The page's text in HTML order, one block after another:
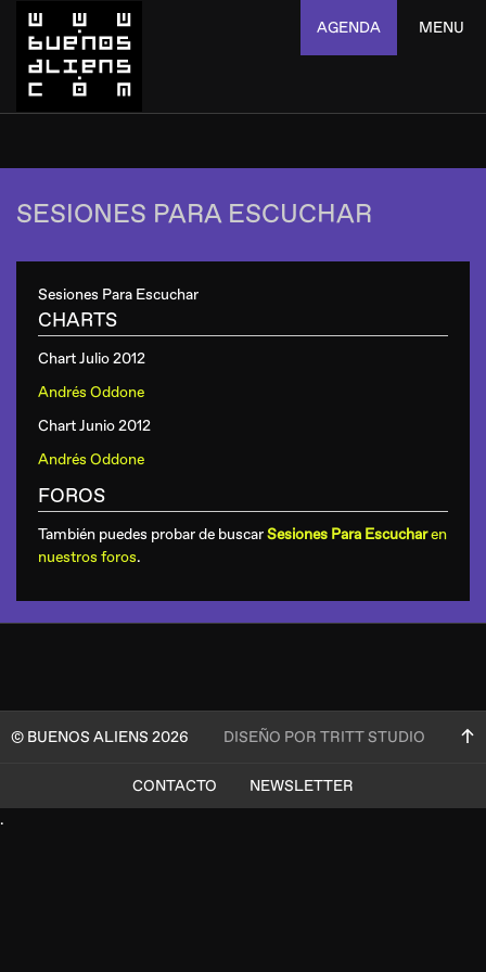
AGENDA MENU
SESIONES PARA ESCUCHAR
Sesiones Para Escuchar
CHARTS
Chart Julio 2012
Andrés Oddone
Chart Junio 2012
Andrés Oddone
FOROS
También puedes probar de buscarSesiones Para Escucharen
nuestros foros.
© BUENOS ALIENS 2026 DISEÑO POR TRITT STUDIO
CONTACTO
NEWSLETTER
.